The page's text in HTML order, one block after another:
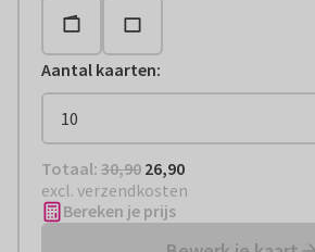
Aantal kaarten:
Totaal: € 26,90
Totaal: 30,90 26,90
excl. verzendkosten
Bereken je prijs